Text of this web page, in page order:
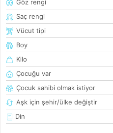
Göz rengi
Saç rengi
Vücut tipi
Boy
Kilo
Çocuğu var
Çocuk sahibi olmak istiyor
Aşk için şehir/ülke değiştir
Din